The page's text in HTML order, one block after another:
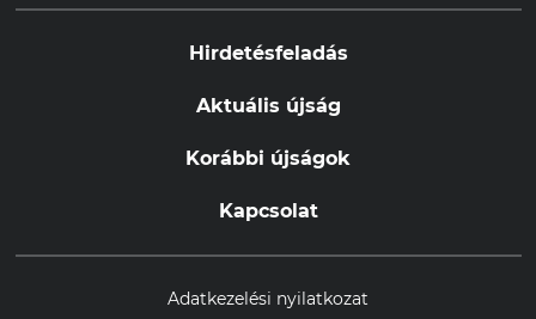
Hirdetésfeladás
Aktuális újság
Korábbi újságok
Kapcsolat
Adatkezelési nyilatkozat